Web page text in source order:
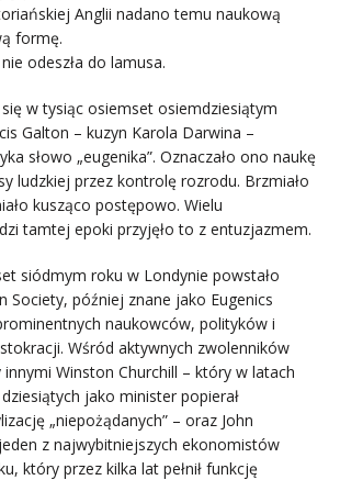
Anglii nadano temu naukową
formę.
odeszła do lamusa.
w tysiąc osiemset osiemdziesiątym
Galton – kuzyn Karola Darwina –
słowo „eugenika”. Oznaczało ono naukę
ludzkiej przez kontrolę rozrodu. Brzmiało
kusząco postępowo. Wielu
tamtej epoki przyjęło to z entuzjazmem.
siódmym roku w Londynie powstało
Society, później znane jako Eugenics
naukowców, polityków i
Wśród aktywnych zwolenników
innymi Winston Churchill – który w latach
jako minister popierał
„niepożądanych” – oraz John
z najwybitniejszych ekonomistów
który przez kilka lat pełnił funkcję